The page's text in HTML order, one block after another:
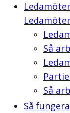
Så
Så
Så